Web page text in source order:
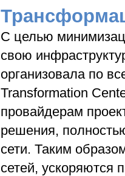
С целью
свою
организовала по
Transformation
провайдерам
решения,
сети. Таким
сетей, ускоряются